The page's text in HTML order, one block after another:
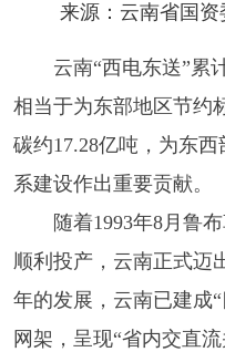
来源： 云南省国资
云南“西电东送”累
相当于为东部地区节约
碳约17.28亿吨，为东
系建设作出重要贡献。
随着1993年8月鲁
顺利投产，云南正式迈
年的发展，云南已建成
网架，呈现“省内交直